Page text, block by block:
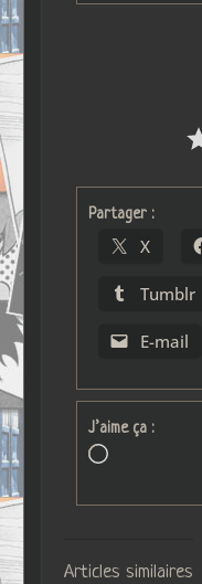
Partager :
X
Tumblr
E-mail
J’aime ça :
Chargement…
Articles similaires